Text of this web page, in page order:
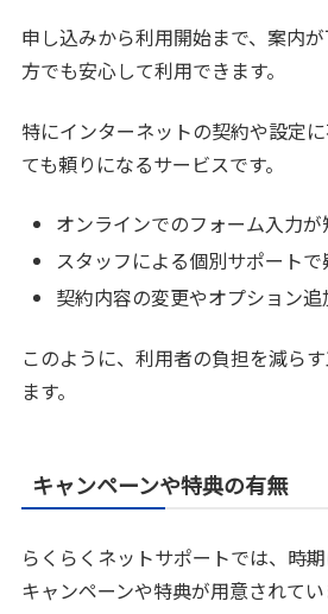
申し込みから利用開始まで、案内
方でも安心して利用できます。
特にインターネットの契約や設定
ても頼りになるサービスです。
オンラインでのフォーム入力
スタッフによる個別サポート
契約内容の変更やオプション追
このように、利用者の負担を減ら
ます。
キャンペーンや特典の有無
らくらくネットサポートでは、時
キャンペーンや特典が用意されてい